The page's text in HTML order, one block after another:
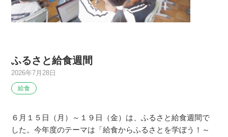
ふるさと給食週間
2026年7月28日
給食
６月１５日（月）～１９日（金）は、ふるさと給食週間で
した。今年度のテーマは「給食からふるさとを学ぼう！～